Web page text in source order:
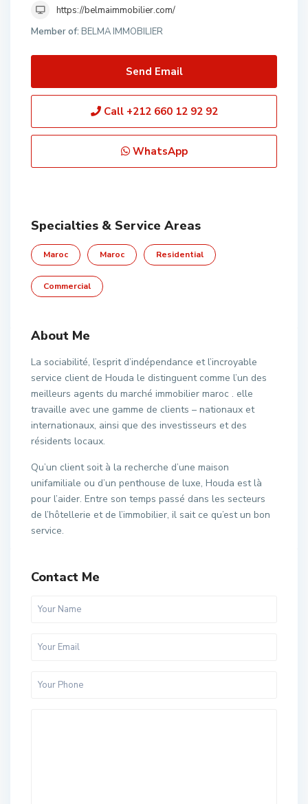
https://belmaimmobilier.com/
Member of: BELMA IMMOBILIER
Send Email
Call +212 660 12 92 92
WhatsApp
Specialties & Service Areas
Maroc Maroc Residential
Commercial
About Me
La sociabilité, l’esprit d’indépendance et l’incroyable
service client de Houda le distinguent comme l’un des
meilleurs agents du marché immobilier maroc . elle
travaille avec une gamme de clients – nationaux et
internationaux, ainsi que des investisseurs et des
résidents locaux.
Qu’un client soit à la recherche d’une maison
unifamiliale ou d’un penthouse de luxe, Houda est là
pour l’aider. Entre son temps passé dans les secteurs
de l’hôtellerie et de l’immobilier, il sait ce qu’est un bon
service.
Contact Me